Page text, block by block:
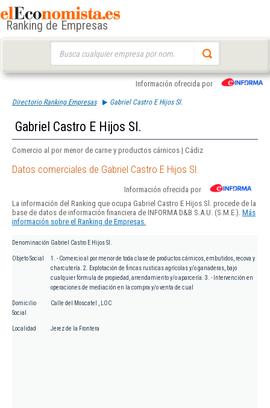
Ranking de Empresas
Información ofrecida por
Directorio Ranking Empresas Gabriel Castro E Hijos Sl.
Gabriel Castro E Hijos Sl.
Comercio al por menor de carne y productos cárnicos | Cádiz
Datos comerciales de Gabriel Castro E Hijos Sl.
Información ofrecida por
La información del Ranking que ocupa Gabriel Castro E Hijos Sl. procede de la
base de datos de información financiera de INFORMA D&B S.A.U. (S.M.E.). Más
información sobre el Ranking de Empresas.
Denominación Gabriel Castro E Hijos Sl.
Objeto Social
1. - Comercio al por menor de toda clase de productos cárnicos, embutidos, recova y
charcutería. 2. Explotación de fincas rusticas agrícolas y/o ganaderas, bajo
cualquier fórmula de propiedad, arrendamiento y/o aparcería. 3. - Intervención en
operaciones de mediación en la compra y/o venta de cual
Domicilio
Social
Calle del Moscatel , LOC
Localidad Jerez de la Frontera